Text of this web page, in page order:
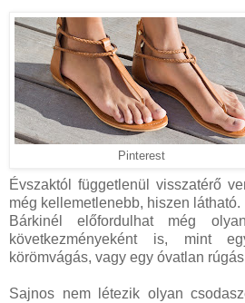
Pinterest
Évszaktól függetlenül visszatérő
még kellemetlenebb, hiszen látható.
Bárkinél előfordulhat még
következményeként is, mint
körömvágás, vagy egy óvatlan
Sajnos nem létezik olyan